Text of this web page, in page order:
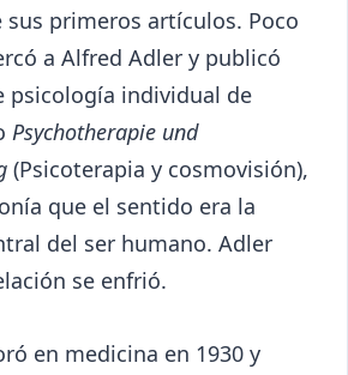
primeros artículos. Poco
a Alfred Adler y publicó
psicología individual de
Psychotherapie und
(Psicoterapia y cosmovisión),
que el sentido era la
del ser humano. Adler
se enfrió.
en medicina en 1930 y